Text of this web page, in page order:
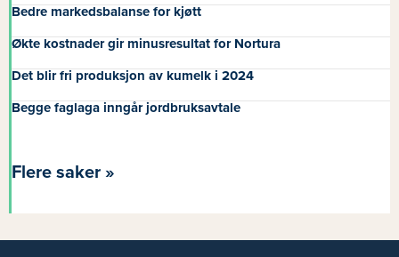
Bedre markedsbalanse for kjøtt
Økte kostnader gir minusresultat for Nortura
Det blir fri produksjon av kumelk i 2024
Begge faglaga inngår jordbruksavtale
Flere saker »